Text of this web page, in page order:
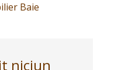
Baie
niciun